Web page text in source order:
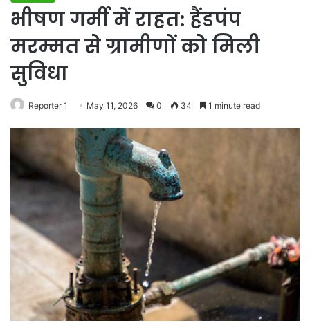
भीषण गर्मी में राहत: हैंडपंप
मरम्मत से ग्रामीणों को मिली
सुविधा
Reporter 1 May 11, 2026 0 34 1 minute read